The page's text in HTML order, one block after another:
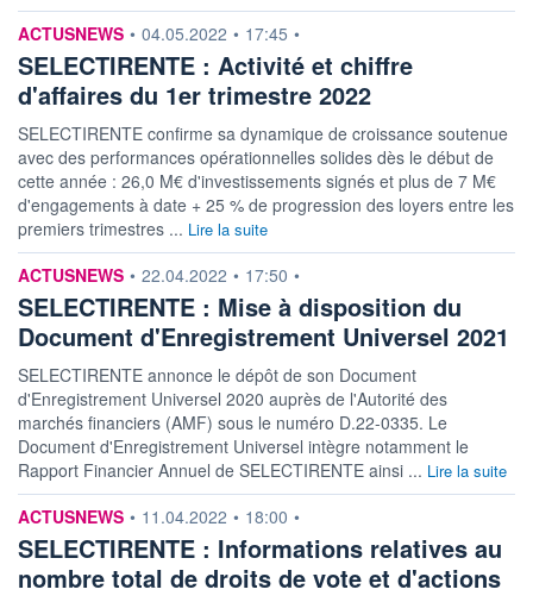
information fournie par
ACTUSNEWS • 04.05.2022 • 17:45 •
SELECTIRENTE : Activité et chiffre
d'affaires du 1er trimestre 2022
SELECTIRENTE confirme sa dynamique de croissance soutenue
avec des performances opérationnelles solides dès le début de
cette année : 26,0 M€ d'investissements signés et plus de 7 M€
d'engagements à date + 25 % de progression des loyers entre les
premiers trimestres ... Lire la suite
information fournie par
ACTUSNEWS • 22.04.2022 • 17:50 •
SELECTIRENTE : Mise à disposition du
Document d'Enregistrement Universel 2021
SELECTIRENTE annonce le dépôt de son Document
d'Enregistrement Universel 2020 auprès de l'Autorité des
marchés financiers (AMF) sous le numéro D.22-0335. Le
Document d'Enregistrement Universel intègre notamment le
Rapport Financier Annuel de SELECTIRENTE ainsi ... Lire la suite
information fournie par
ACTUSNEWS • 11.04.2022 • 18:00 •
SELECTIRENTE : Informations relatives au
nombre total de droits de vote et d'actions